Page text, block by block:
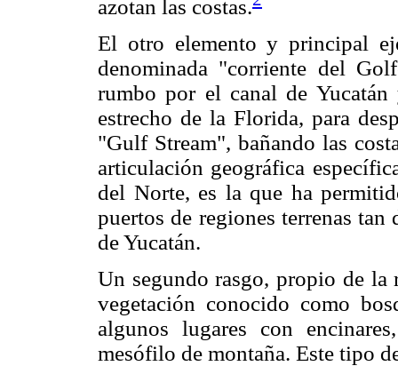
azotan las costas.
El otro elemento y principal
denominada "corriente del
rumbo por el canal de
estrecho de la Florida, para
"Gulf Stream", bañando las
articulación geográfica
del Norte, es la que ha
puertos de regiones terrenas
de Yucatán.
Un segundo rasgo, propio de
vegetación conocido como
algunos lugares con
mesófilo de montaña. Este tipo